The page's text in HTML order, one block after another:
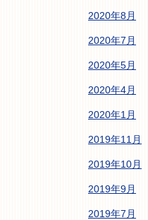
2020年8月
2020年7月
2020年5月
2020年4月
2020年1月
2019年11月
2019年10月
2019年9月
2019年7月